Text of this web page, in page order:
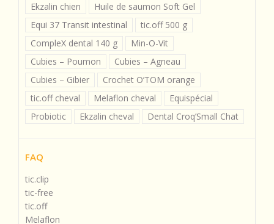
Ekzalin chien
Huile de saumon Soft Gel
Equi 37 Transit intestinal
tic.off 500 g
CompleX dental 140 g
Min-O-Vit
Cubies – Poumon
Cubies – Agneau
Cubies – Gibier
Crochet O’TOM orange
tic.off cheval
Melaflon cheval
Equispécial
Probiotic
Ekzalin cheval Dental Croq’Small Chat
FAQ
tic.clip
tic-free
tic.off
Melaflon